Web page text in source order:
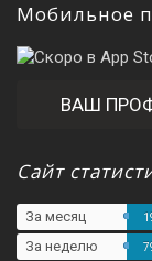
Мобильное
ВАШ
Сайт
За месяц
За неделю